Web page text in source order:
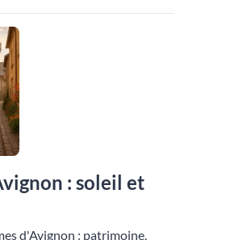
: soleil et
d'Avignon : patrimoine,